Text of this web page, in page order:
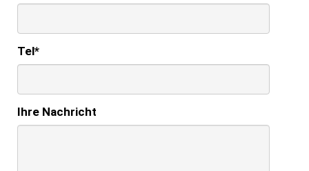
Tel*
Ihre Nachricht